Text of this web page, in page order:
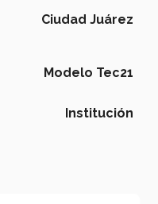
Ciudad Juárez
Modelo Tec21
Institución